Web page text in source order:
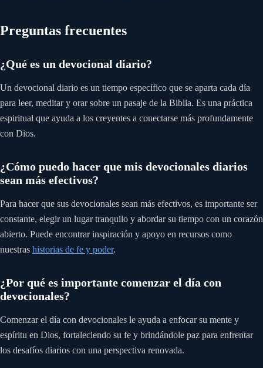
Preguntas frecuentes
¿Qué es un devocional diario?
Un devocional diario es un tiempo específico que se aparta cada día
para leer, meditar y orar sobre un pasaje de la Biblia. Es una práctica
espiritual que ayuda a los creyentes a conectarse más profundamente
con Dios.
¿Cómo puedo hacer que mis devocionales diarios
sean más efectivos?
Para hacer que sus devocionales sean más efectivos, es importante ser
constante, elegir un lugar tranquilo y abordar su tiempo con un corazón
abierto. Puede encontrar inspiración y apoyo en recursos como
nuestras historias de fe y poder.
¿Por qué es importante comenzar el día con
devocionales?
Comenzar el día con devocionales le ayuda a enfocar su mente y
espíritu en Dios, fortaleciendo su fe y brindándole paz para enfrentar
los desafíos diarios con una perspectiva renovada.